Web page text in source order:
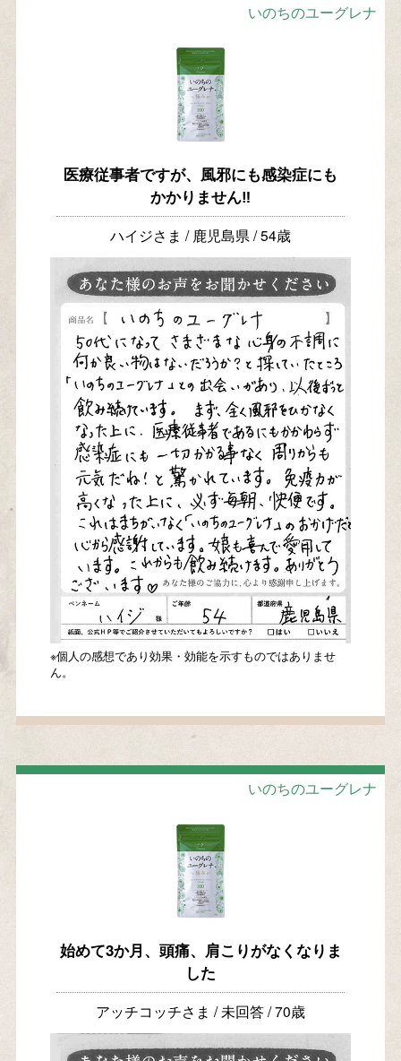
いのちのユーグレナ
医療従事者ですが、風邪にも感染症にも
かかりません‼
ハイジさま / 鹿児島県 / 54歳
※個人の感想であり効果・効能を示すものではありませ
ん。
いのちのユーグレナ
始めて3か月、頭痛、肩こりがなくなりま
した
アッチコッチさま / 未回答 / 70歳